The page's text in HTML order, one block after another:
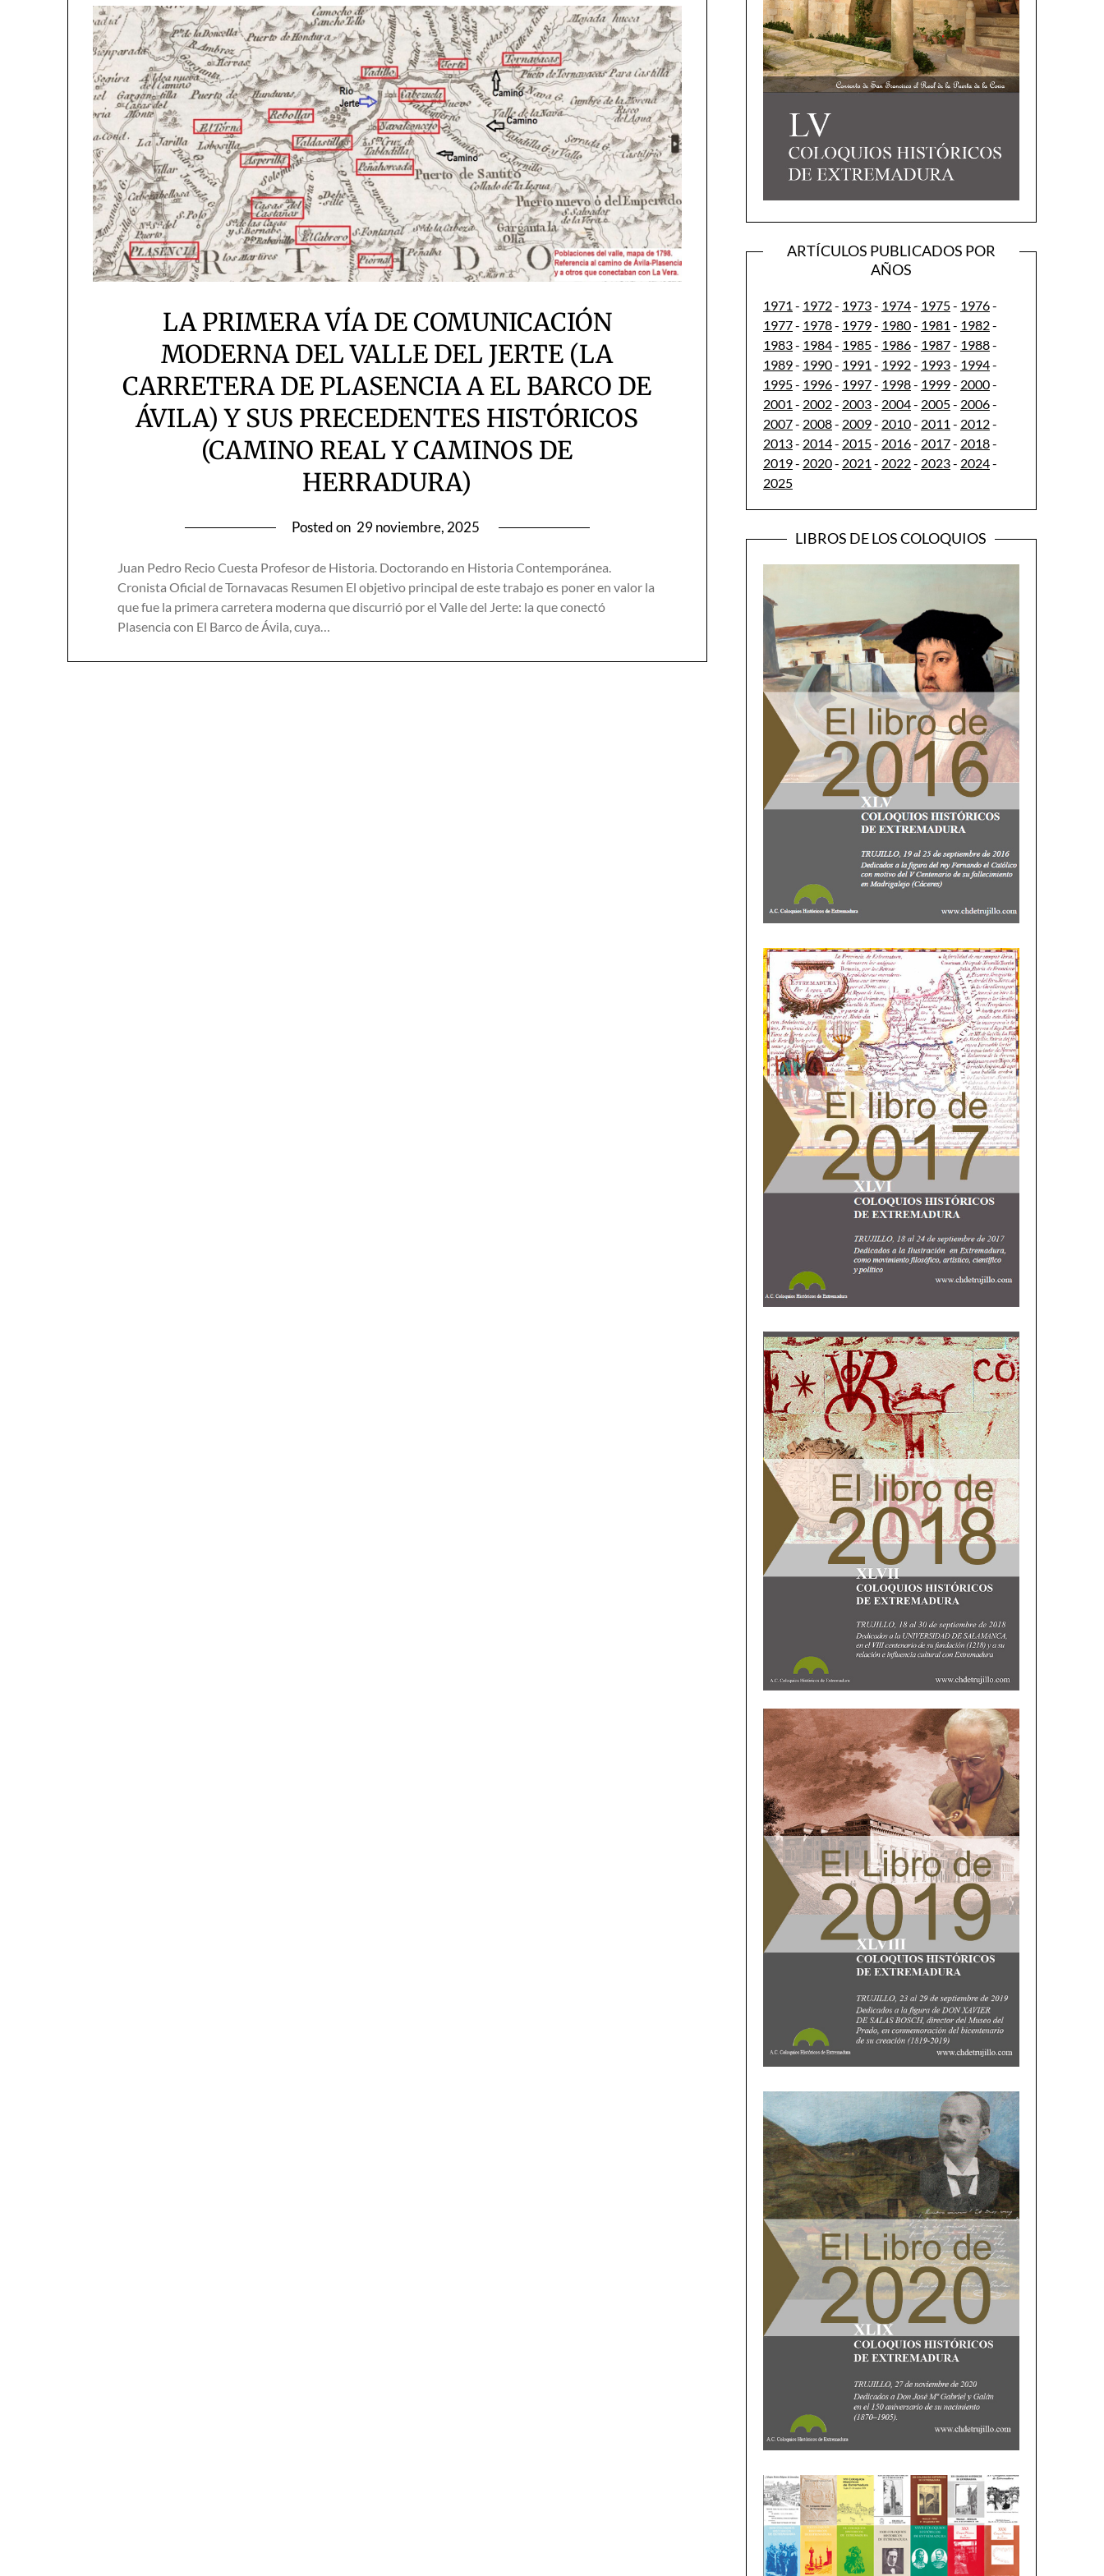
LA PRIMERA VÍA DE COMUNICACIÓN
MODERNA DEL VALLE DEL JERTE (LA
CARRETERA DE PLASENCIA A EL BARCO DE
ÁVILA) Y SUS PRECEDENTES HISTÓRICOS
(CAMINO REAL Y CAMINOS DE
HERRADURA)
Posted on 29 noviembre, 2025
Juan Pedro Recio Cuesta Profesor de Historia. Doctorando en Historia Contemporánea.
Cronista Oficial de Tornavacas Resumen El objetivo principal de este trabajo es poner en valor la
que fue la primera carretera moderna que discurrió por el Valle del Jerte: la que conectó
Plasencia con El Barco de Ávila, cuya…
ARTÍCULOS PUBLICADOS POR
AÑOS
1971 - 1972- 1973- 1974- 1975- 1976-
1977- 1978- 1979- 1980- 1981 - 1982-
1983- 1984- 1985- 1986- 1987- 1988-
1989- 1990- 1991 - 1992- 1993- 1994-
1995- 1996- 1997- 1998- 1999- 2000-
2001 - 2002- 2003- 2004- 2005- 2006-
2007- 2008- 2009- 2010- 2011 - 2012-
2013- 2014- 2015- 2016- 2017- 2018-
2019- 2020- 2021 - 2022- 2023- 2024-
2025
LIBROS DE LOS COLOQUIOS